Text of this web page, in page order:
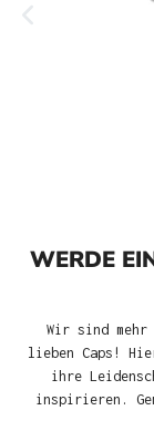
WERDE
Wir sind
lieben Caps!
ihre
inspirieren.